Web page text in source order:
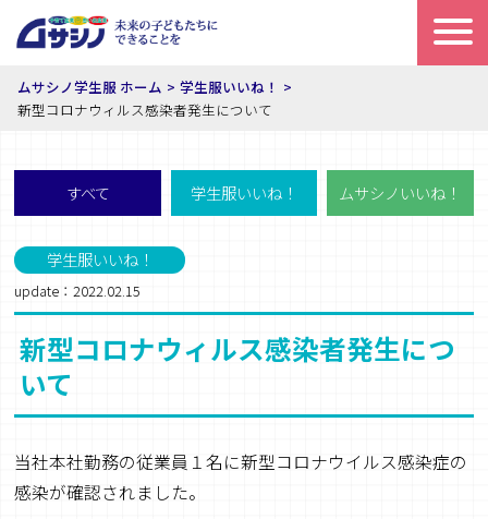
ムサシノ学生服 ホーム
学生服いいね！
新型コロナウィルス感染者発生について
すべて 学生服いいね！ ムサシノいいね！
学生服いいね！
update：2022.02.15
新型コロナウィルス感染者発生につ
いて
当社本社勤務の従業員１名に新型コロナウイルス感染症の
感染が確認されました。